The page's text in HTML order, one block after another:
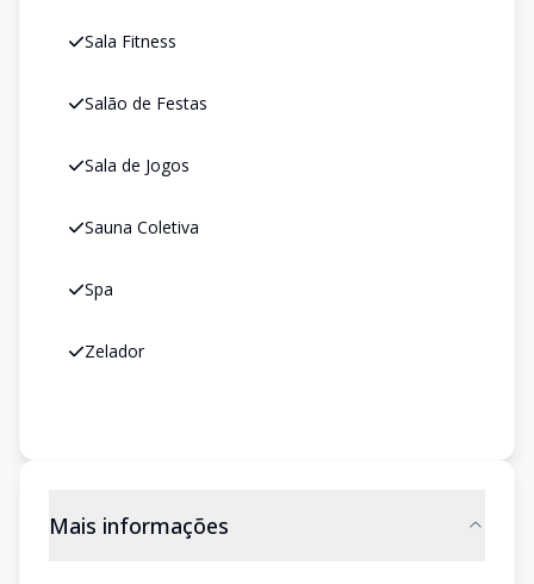
Sala Fitness
Salão de Festas
Sala de Jogos
Sauna Coletiva
Spa
Zelador
Mais informações